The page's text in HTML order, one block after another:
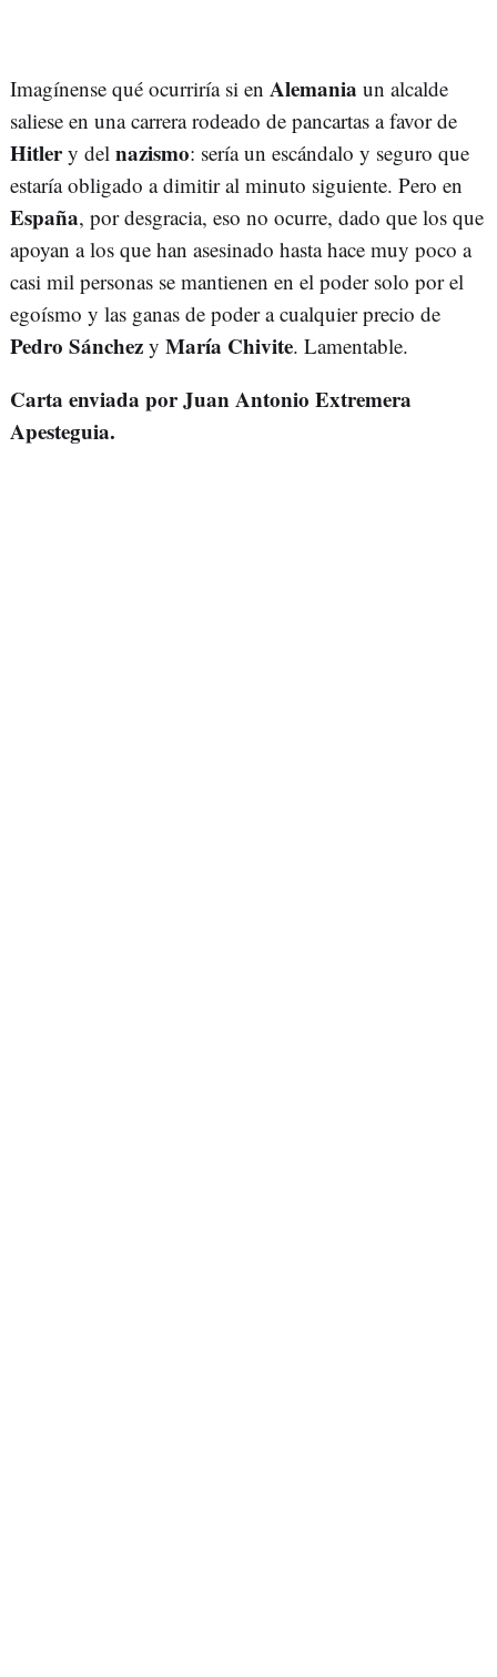
Imagínense qué ocurriría si en Alemania un alcalde
saliese en una carrera rodeado de pancartas a favor de
Hitlery del nazismo: sería un escándalo y seguro que
estaría obligado a dimitir al minuto siguiente. Pero en
España, por desgracia, eso no ocurre, dado que los que
apoyan a los que han asesinado hasta hace muy poco a
casi mil personas se mantienen en el poder solo por el
egoísmo y las ganas de poder a cualquier precio de
Pedro Sánchez y María Chivite. Lamentable.
Carta enviada por Juan Antonio Extremera
Apesteguia.